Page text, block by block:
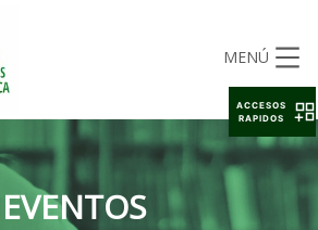
MENÚ
EVENTOS
ACCESOS
RAPIDOS